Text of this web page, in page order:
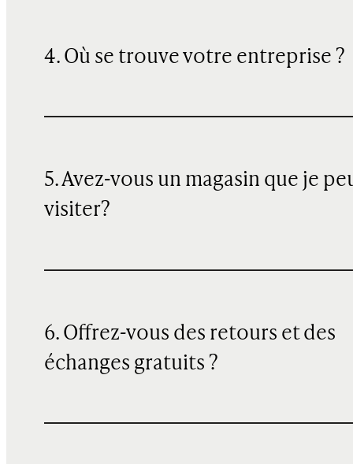
4. Où se trouve votre entreprise ?
5. Avez-vous un magasin que je
visiter?
6. Offrez-vous des retours et des
échanges gratuits ?